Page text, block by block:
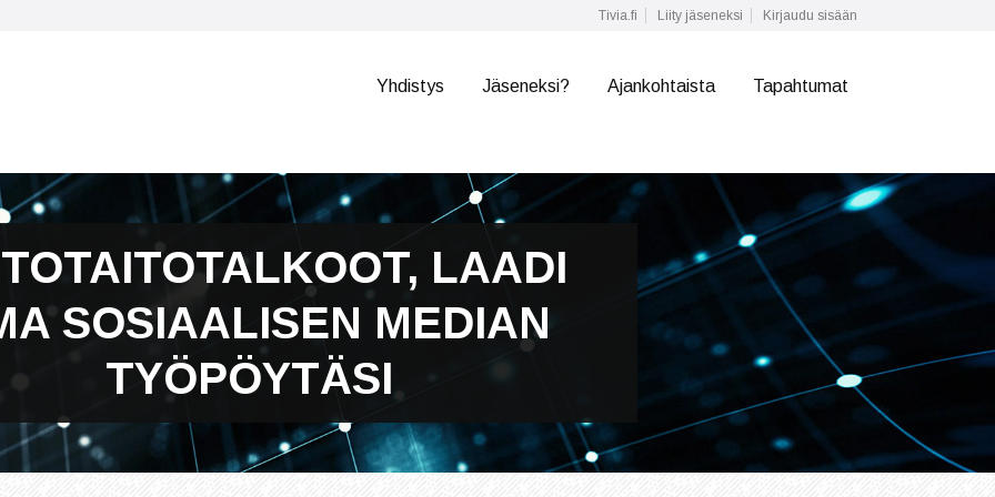
Tivia.fi Liity jäseneksi Kirjaudu sisään
Yhdistys Jäseneksi? Ajankohtaista Tapahtumat
LAADI
SOSIAALISEN MEDIAN
TYÖPÖYTÄSI